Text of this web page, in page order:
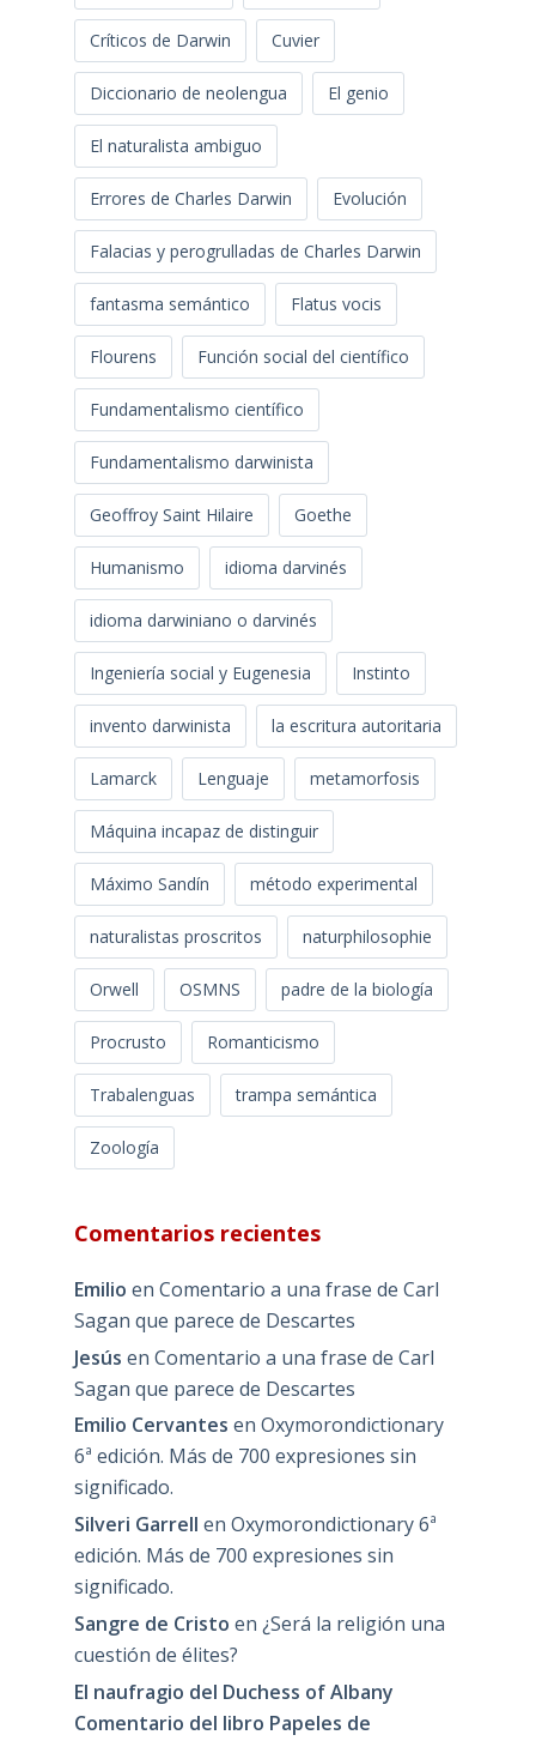
Críticos de Darwin Cuvier
Diccionario de neolengua El genio
El naturalista ambiguo
Errores de Charles Darwin Evolución
Falacias y perogrulladas de Charles Darwin
fantasma semántico Flatus vocis
Flourens Función social del científico
Fundamentalismo científico
Fundamentalismo darwinista
Geoffroy Saint Hilaire Goethe
Humanismo idioma darvinés
idioma darwiniano o darvinés
Ingeniería social y Eugenesia Instinto
invento darwinista la escritura autoritaria
Lamarck Lenguaje metamorfosis
Máquina incapaz de distinguir
Máximo Sandín método experimental
naturalistas proscritos naturphilosophie
Orwell OSMNS padre de la biología
Procrusto Romanticismo
Trabalenguas trampa semántica
Zoología
Comentarios recientes
Emilio en Comentario a una frase de Carl
Sagan que parece de Descartes
Jesús en Comentario a una frase de Carl
Sagan que parece de Descartes
Emilio Cervantes en Oxymorondictionary
6ª edición. Más de 700 expresiones sin
significado.
Silveri Garrell en Oxymorondictionary 6ª
edición. Más de 700 expresiones sin
significado.
Sangre de Cristo en ¿Será la religión una
cuestión de élites?
El naufragio del Duchess of Albany
Comentario del libro Papeles de